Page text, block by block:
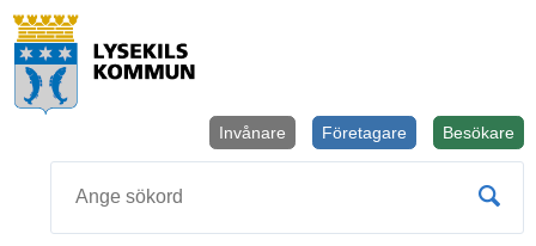
Besökare
Företagare
Invånare